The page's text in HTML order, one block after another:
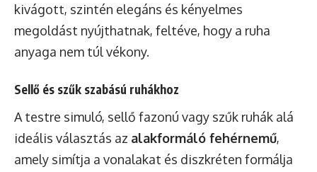
kivágott, szintén elegáns és kényelmes
megoldást nyújthatnak, feltéve, hogy a ruha
anyaga nem túl vékony.
Sellő és szűk szabású ruhákhoz
A testre simuló, sellő fazonú vagy szűk ruhák alá
ideális választás az alakformáló fehérnemű,
amely simítja a vonalakat és diszkréten formálja